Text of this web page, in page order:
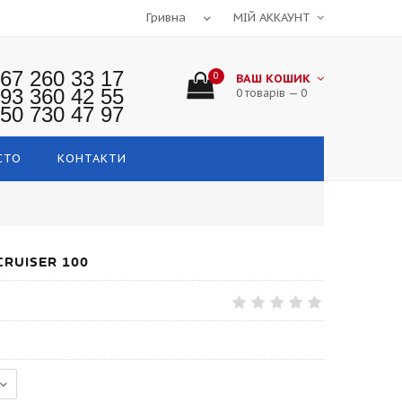
МІЙ АККАУНТ
260 33 17
360 42 55
730 47 97
0 ВАШ КОШИК
0 товарів — 0
КОНТАКТИ
100